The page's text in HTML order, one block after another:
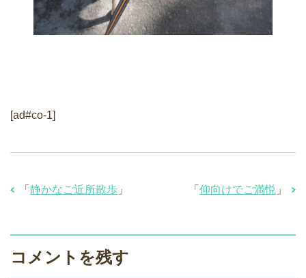
[ad#co-1]
「 仰向けでご満悦 」
「 静かなご近所散歩 」
コメントを残す